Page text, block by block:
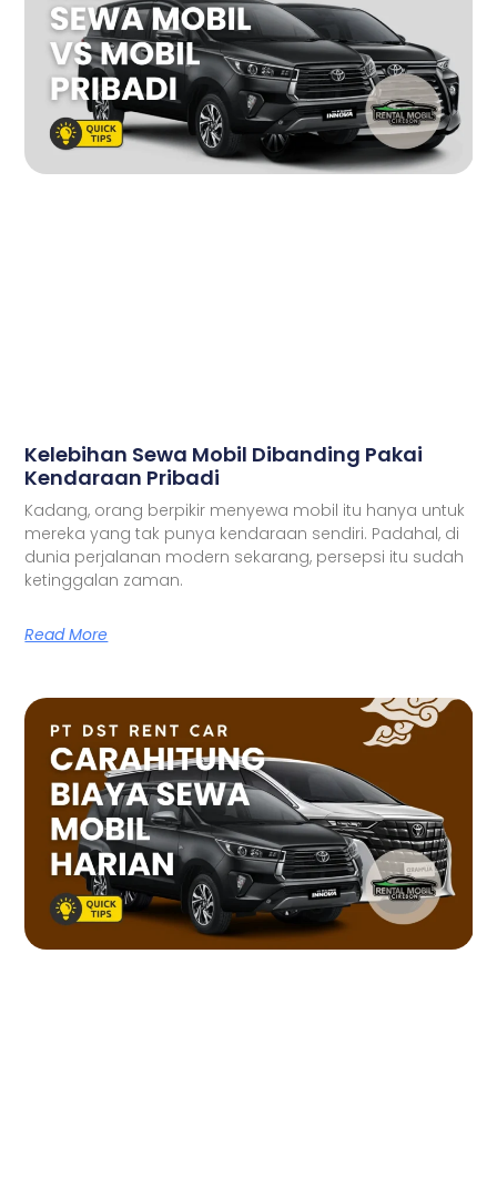
Kelebihan Sewa Mobil Dibanding Pakai
Kendaraan Pribadi
Kadang, orang berpikir menyewa mobil itu hanya untuk
mereka yang tak punya kendaraan sendiri. Padahal, di
dunia perjalanan modern sekarang, persepsi itu sudah
ketinggalan zaman.
Read More